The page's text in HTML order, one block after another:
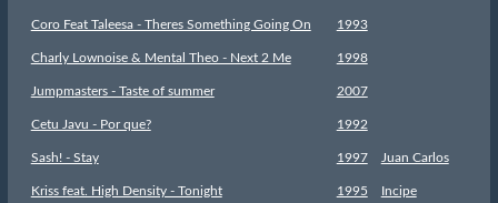
Coro Feat Taleesa - Theres Something Going On 1993
Charly Lownoise & Mental Theo - Next 2 Me 1998
Jumpmasters - Taste of summer 2007
Cetu Javu - Por que? 1992
Sash! - Stay 1997 Juan Carlos
Kriss feat. High Density - Tonight 1995 Incipe